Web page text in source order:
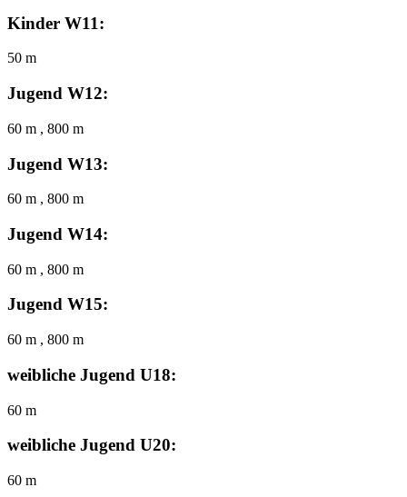
Kinder W11:
50 m
Jugend W12:
60 m , 800 m
Jugend W13:
60 m , 800 m
Jugend W14:
60 m , 800 m
Jugend W15:
60 m , 800 m
weibliche Jugend U18:
60 m
weibliche Jugend U20:
60 m